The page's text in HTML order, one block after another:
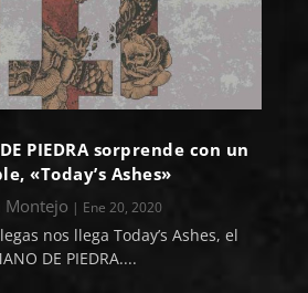
PIEDRA sorprende con un
«Today’s Ashes»
Montejo | Ene 20, 2020
nos llega Today’s Ashes, el
DE PIEDRA....